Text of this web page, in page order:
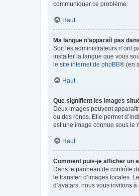
communiquer ce problème.
Haut
Ma langue n’apparaît pas
Soit les administrateurs n’ont
installer la langue que vous
le site internet de phpBB® (en
Haut
Que signifient les images
Deux images peuvent
ou des ronds. Elle permet
est une image connue sous le
Haut
Comment puis-je afficher un
Dans le panneau de contrôle
le transfert d’images locales.
d’avatars, nous vous invitons